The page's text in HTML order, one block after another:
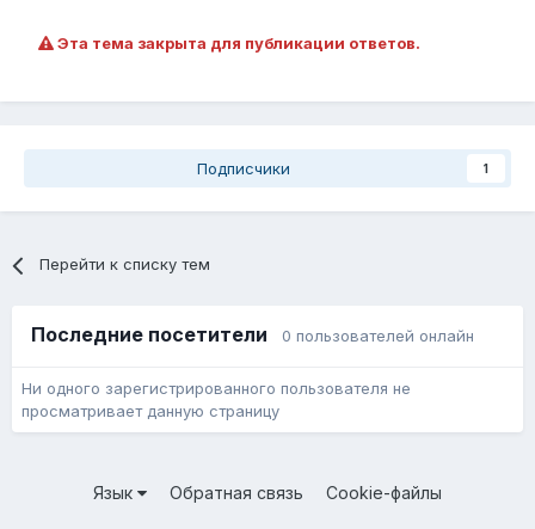
Эта тема закрыта для публикации ответов.
Подписчики 1
Перейти к списку тем
Последние посетители 0 пользователей онлайн
Ни одного зарегистрированного пользователя не
просматривает данную страницу
Язык Обратная связь Cookie-файлы